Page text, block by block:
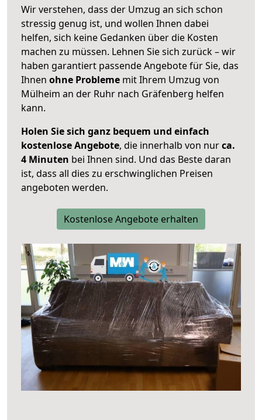
Wir verstehen, dass der Umzug an sich schon
stressig genug ist, und wollen Ihnen dabei
helfen, sich keine Gedanken über die Kosten
machen zu müssen. Lehnen Sie sich zurück – wir
haben garantiert passende Angebote für Sie, das
Ihnen ohne Probleme mit Ihrem Umzug von
Mülheim an der Ruhr nach Gräfenberg helfen
kann.
Holen Sie sich ganz bequem und einfach
kostenlose Angebote, die innerhalb von nurca.
4 Minuten bei Ihnen sind. Und das Beste daran
ist, dass all dies zu erschwinglichen Preisen
angeboten werden.
Kostenlose Angebote erhalten